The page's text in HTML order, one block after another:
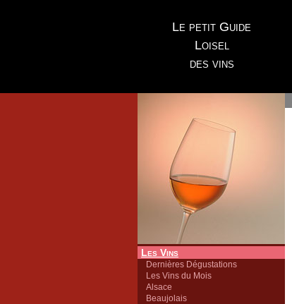
Le petit Guide
Loisel
des vins
Les Vins
Dernières Dégustations
Les Vins du Mois
Alsace
Beaujolais